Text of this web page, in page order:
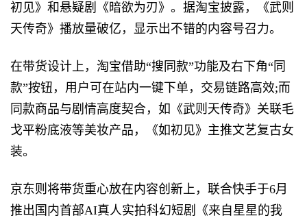
初见》和悬疑剧《暗欲为刃》。据淘宝披露，《武则
天传奇》播放量破亿，显示出不错的内容号召力。
在带货设计上，淘宝借助“搜同款”功能及右下角“同
款”按钮，用户可在站内一键下单，交易链路高效;而
同款商品与剧情高度契合，如《武则天传奇》关联毛
戈平粉底液等美妆产品，《如初见》主推文艺复古女
装。
京东则将带货重心放在内容创新上，联合快手于6月
推出国内首部AI真人实拍科幻短剧《来自星星的我